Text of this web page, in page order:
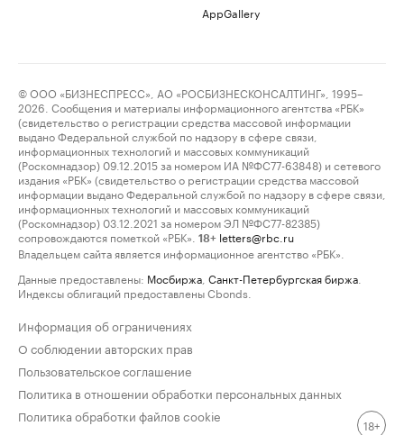
AppGallery
© ООО «БИЗНЕСПРЕСС», АО «РОСБИЗНЕСКОНСАЛТИНГ», 1995–
2026. Сообщения и материалы информационного агентства «РБК»
(свидетельство о регистрации средства массовой информации
выдано Федеральной службой по надзору в сфере связи,
информационных технологий и массовых коммуникаций
(Роскомнадзор) 09.12.2015 за номером ИА №ФС77-63848) и сетевого
издания «РБК» (свидетельство о регистрации средства массовой
информации выдано Федеральной службой по надзору в сфере связи,
информационных технологий и массовых коммуникаций
(Роскомнадзор) 03.12.2021 за номером ЭЛ №ФС77-82385)
сопровождаются пометкой «РБК».
18+ letters@rbc.ru
Владельцем сайта является информационное агентство «РБК».
Данные предоставлены: Мосбиржа Санкт-Петербургская биржа
Индексы облигаций предоставлены Cbonds.
Информация об ограничениях
О соблюдении авторских прав
Пользовательское соглашение
Политика в отношении обработки персональных данных
Политика обработки файлов cookie
18+